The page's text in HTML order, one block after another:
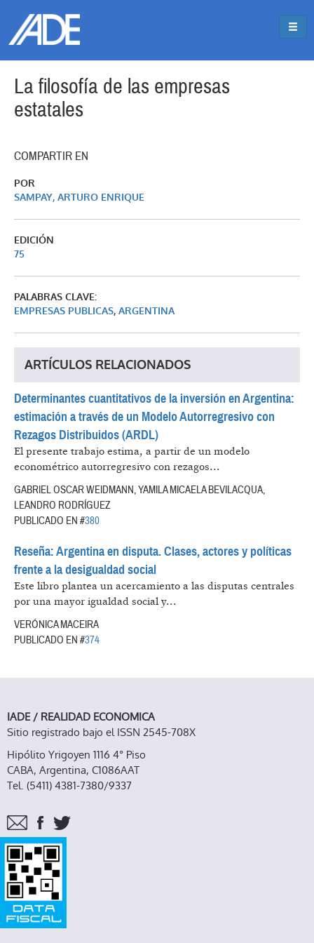
La filosofía de las empresas
estatales
COMPARTIR EN
POR
SAMPAY, ARTURO ENRIQUE
EDICIÓN
75
PALABRAS CLAVE:
EMPRESAS PUBLICAS, ARGENTINA
ARTÍCULOS RELACIONADOS
Determinantes cuantitativos de la inversión en Argentina:
estimación a través de un Modelo Autorregresivo con
Rezagos Distribuidos (ARDL)
El presente trabajo estima, a partir de un modelo
econométrico autorregresivo con rezagos...
GABRIEL OSCAR WEIDMANN, YAMILA MICAELA BEVILACQUA,
LEANDRO RODRÍGUEZ
PUBLICADO EN #380
Reseña: Argentina en disputa. Clases, actores y políticas
frente a la desigualdad social
Este libro plantea un acercamiento a las disputas centrales
por una mayor igualdad social y...
VERÓNICA MACEIRA
PUBLICADO EN #374
IADE / REALIDAD ECONOMICA
Sitio registrado bajo el ISSN 2545-708X
Hipólito Yrigoyen 1116 4° Piso
CABA, Argentina, C1086AAT
Tel. (5411) 4381-7380/9337